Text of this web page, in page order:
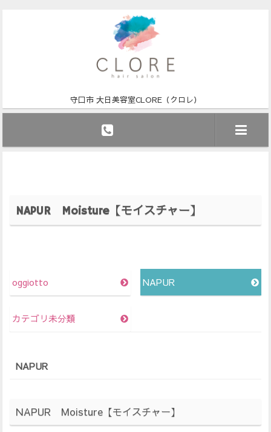
守口市 大日美容室CLORE（クロレ）
NAPUR Moisture【モイスチャー】
oggiotto NAPUR
カテゴリ未分類
NAPUR
NAPUR Moisture【モイスチャー】